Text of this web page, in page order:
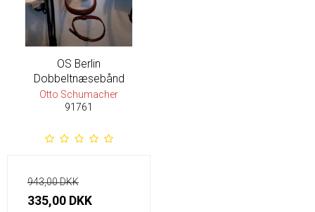
OS Berlin
Dobbeltnæsebånd
Otto Schumacher
91761
943,00 DKK
335,00 DKK